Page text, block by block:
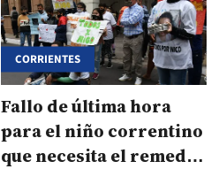
CORRIENTES
Fallo de última hora
para el niño correntino
que necesita el remedio